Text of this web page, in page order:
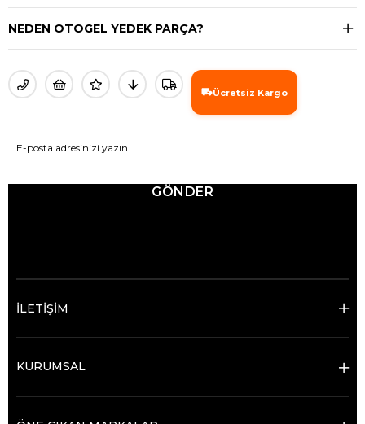
NEDEN OTOGEL YEDEK PARÇA?
Ücretsiz Kargo
GÖNDER
İLETİŞİM
KURUMSAL